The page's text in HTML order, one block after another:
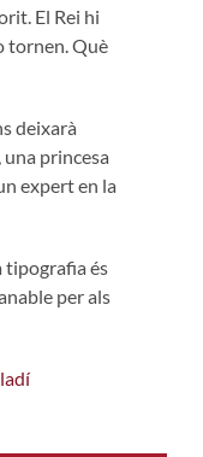
El Rei hi
tornen. Què
deixarà
princesa
expert en la
tipografia és
per als